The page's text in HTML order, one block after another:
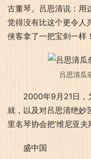
古董琴。吕思清说：用
觉得没有比这个更令人
侠客拿了一把宝剑一样！
吕思清瓜
2000年9月21日，
就，以及对吕思清绝妙
里名琴协会把‘维尼亚夫
盛中国